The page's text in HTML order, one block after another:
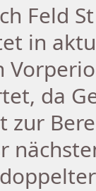
Feld
in
da
zur